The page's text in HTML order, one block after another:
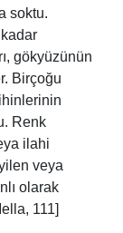
soktu.
gökyüzünün
Birçoğu
Renk
ilahi
veya
olarak
111]